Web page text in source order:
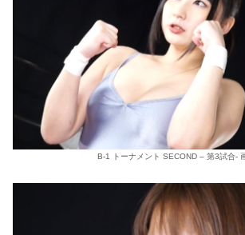
B-1 トーナメント SECOND – 第3試合-